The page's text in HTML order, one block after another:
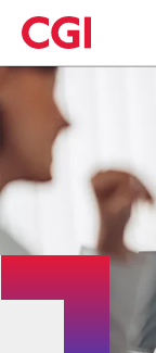
Skip
to
main
content